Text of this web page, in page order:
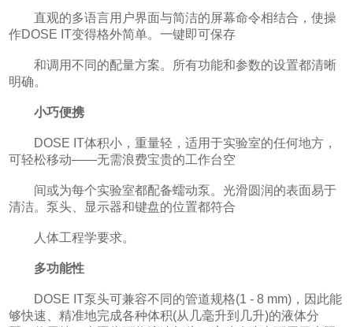
直观的多语言用户界面与简洁的屏幕命令相结合，使操
作DOSE IT变得格外简单。一键即可保存
和调用不同的配量方案。所有功能和参数的设置都清晰
明确。
小巧便携
DOSE IT体积小，重量轻，适用于实验室的任何地方，
可轻松移动——无需浪费宝贵的工作台空
间或为每个实验室都配备蠕动泵。光滑圆润的表面易于
清洁。泵头、显示器和键盘的位置都符合
人体工程学要求。
多功能性
DOSE IT泵头可兼容不同的管道规格(1 - 8 mm)，因此能
够快速、精准地完成各种体积(从几毫升到几升)的液体分